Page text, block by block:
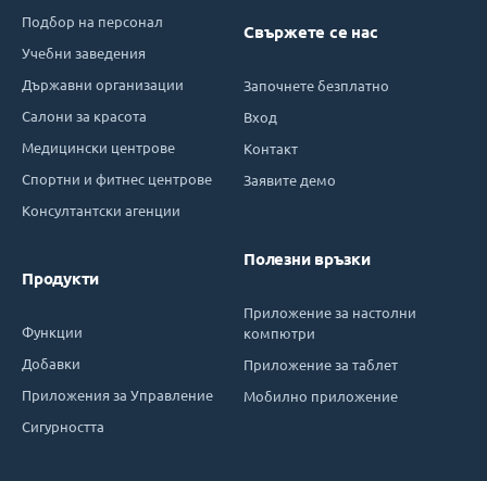
Подбор на персонал
Учебни заведения
Държавни организации
Салони за красота
Медицински центрове
Спортни и фитнес центрове
Консултантски агенции
Продукти
Функции
Добавки
Приложения за Управление
Сигурността
Свържете се нас
Започнете безплатно
Вход
Контакт
Заявите демо
Полезни връзки
Приложение за настолни
компютри
Приложение за таблет
Мобилно приложение